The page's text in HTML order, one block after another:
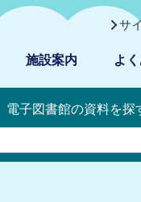
サ
施設案内 よ
電子図書館の資料を探